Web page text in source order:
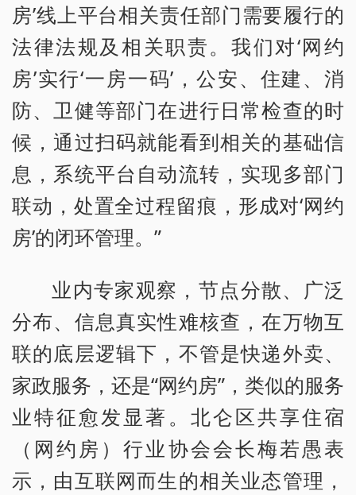
房’线上平台相关责任部门需要履行的
法律法规及相关职责。我们对‘网约
房’实行‘一房一码’，公安、住建、消
防、卫健等部门在进行日常检查的时
候，通过扫码就能看到相关的基础信
息，系统平台自动流转，实现多部门
联动，处置全过程留痕，形成对‘网约
房’的闭环管理。”
业内专家观察，节点分散、广泛
分布、信息真实性难核查，在万物互
联的底层逻辑下，不管是快递外卖、
家政服务，还是“网约房”，类似的服务
业特征愈发显著。北仑区共享住宿
（网约房）行业协会会长梅若愚表
示，由互联网而生的相关业态管理，